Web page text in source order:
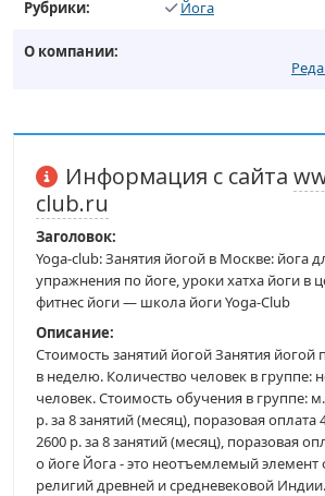
Рубрики: Йога
О компании:
Информация с сайта
club.ru
Заголовок:
Yoga-club: Занятия йогой в Москве: йога
упражнения по йоге, уроки хатха йоги в
фитнес йоги — школа йоги Yoga-Club
Описание:
Стоимость занятий йогой Занятия йогой
в неделю. Количество человек в группе:
человек. Стоимость обучения в группе:
р. за 8 занятий (месяц), поразовая оплата
2600 р. за 8 занятий (месяц), поразовая
о йоге Йога - это неотъемлемый
религий древней и средневековой